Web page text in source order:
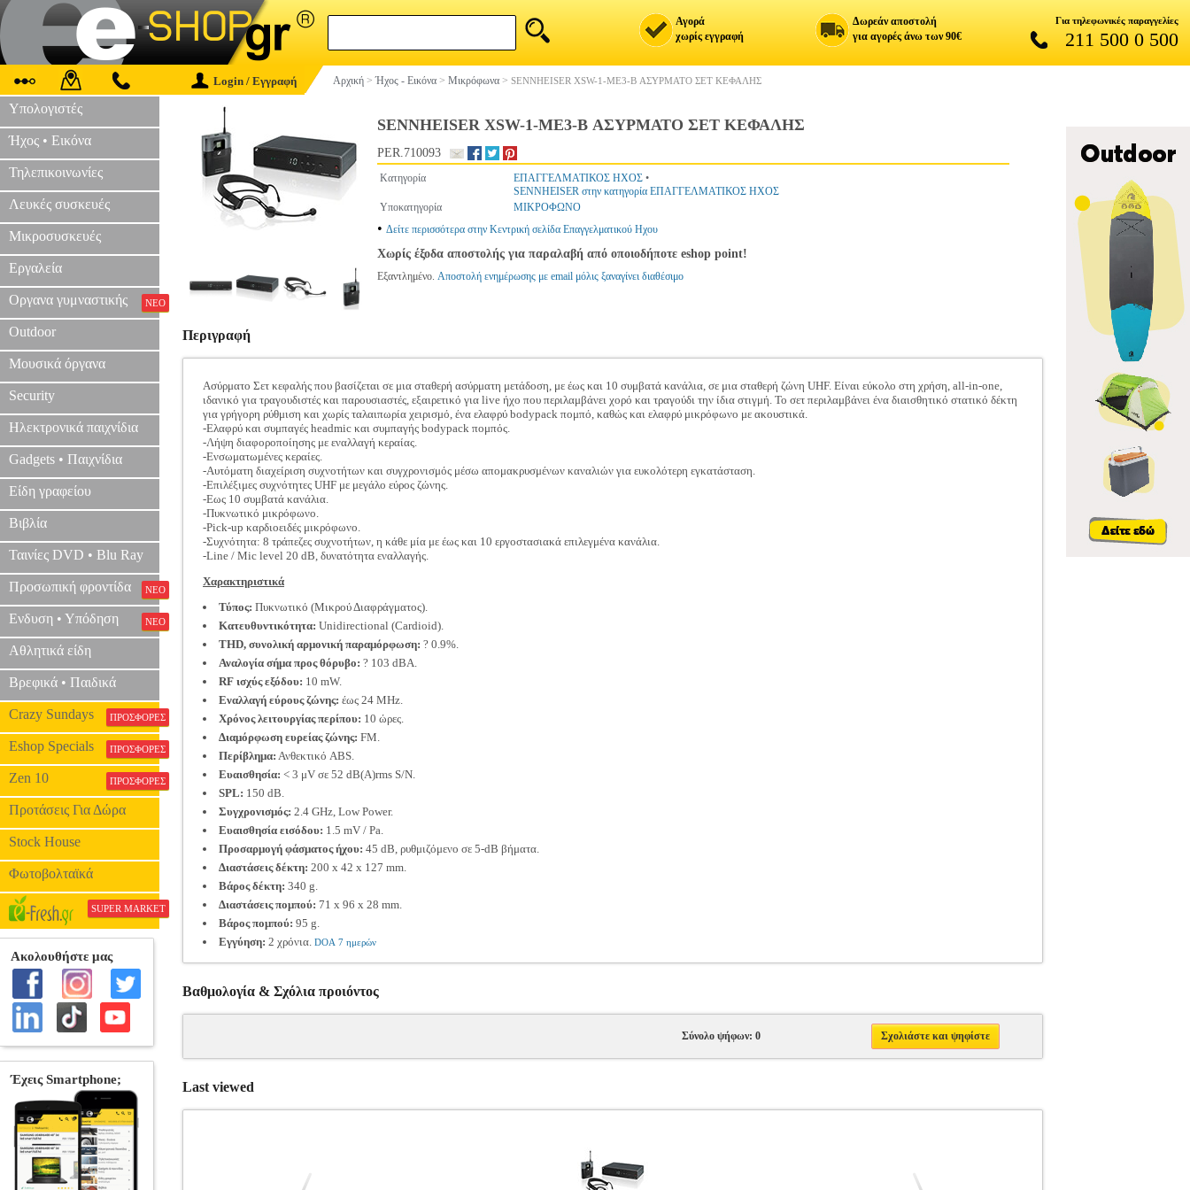
Αγορά
χωρίς εγγραφή
Δωρεάν αποστολή
για αγορές άνω των 90€
Για τηλεφωνικές παραγγελίες
211 500 0 500
Login / Εγγραφή Αρχική >Ήχος - Εικόνα > Μικρόφωνα > SENNHEISER XSW-1-ME3-B ΑΣΥΡΜΑΤΟ ΣΕΤ ΚΕΦΑΛΗΣ
Υπολογιστές
Ήχος • Εικόνα
Τηλεπικοινωνίες
Λευκές συσκευές
Μικροσυσκευές
Εργαλεία
Οργανα γυμναστικής ΝΕΟ
Outdoor
Μουσικά όργανα
Security
Ηλεκτρονικά παιχνίδια
Gadgets • Παιχνίδια
Είδη γραφείου
Βιβλία
Ταινίες DVD • Blu Ray
Προσωπική φροντίδα ΝΕΟ
Ενδυση • Υπόδηση ΝΕΟ
Αθλητικά είδη
Βρεφικά • Παιδικά
Crazy Sundays ΠΡΟΣΦΟΡΕΣ
Eshop Specials ΠΡΟΣΦΟΡΕΣ
Zen 10 ΠΡΟΣΦΟΡΕΣ
Προτάσεις Για Δώρα
Stock House
Φωτοβολταϊκά
SUPER MARKET
SENNHEISER XSW-1-ME3-B ΑΣΥΡΜΑΤΟ ΣΕΤ ΚΕΦΑΛΗΣ
PER.710093
Κατηγορία ΕΠΑΓΓΕΛΜΑΤΙΚΟΣ ΗΧΟΣ •
SENNHEISER στην κατηγορία ΕΠΑΓΓΕΛΜΑΤΙΚΟΣ ΗΧΟΣ
Υποκατηγορία
ΜΙΚΡΟΦΩΝΟ
• Δείτε περισσότερα στην Κεντρική σελίδα Επαγγελματικού Ηχου
Χωρίς έξοδα αποστολής για παραλαβή από οποιοδήποτε eshop point!
Εξαντλημένο. Αποστολή ενημέρωσης με email μόλις ξαναγίνει διαθέσιμο
Περιγραφή
Ασύρματο Σετ κεφαλής που βασίζεται σε μια σταθερή ασύρματη μετάδοση, με έως και 10 συμβατά κανάλια, σε μια σταθερή ζώνη UHF. Είναι εύκολο στη χρήση, all-in-one,
ιδανικό για τραγουδιστές και παρουσιαστές, εξαιρετικό για live ήχο που περιλαμβάνει χορό και τραγούδι την ίδια στιγμή. Το σετ περιλαμβάνει ένα διαισθητικό στατικό δέκτη
για γρήγορη ρύθμιση και χωρίς ταλαιπωρία χειρισμό, ένα ελαφρύ bodypack πομπό, καθώς και ελαφρύ μικρόφωνο με ακουστικά.
-Ελαφρύ και συμπαγές headmic και συμπαγής bodypack πομπός.
-Λήψη διαφοροποίησης με εναλλαγή κεραίας.
-Ενσωματωμένες κεραίες.
-Αυτόματη διαχείριση συχνοτήτων και συγχρονισμός μέσω απομακρυσμένων καναλιών για ευκολότερη εγκατάσταση.
-Επιλέξιμες συχνότητες UHF με μεγάλο εύρος ζώνης.
-Εως 10 συμβατά κανάλια.
-Πυκνωτικό μικρόφωνο.
-Pick-up καρδιοειδές μικρόφωνο.
-Συχνότητα: 8 τράπεζες συχνοτήτων, η κάθε μία με έως και 10 εργοστασιακά επιλεγμένα κανάλια.
-Line / Mic level 20 dB, δυνατότητα εναλλαγής.
Χαρακτηριστικά
Τύπος: Πυκνωτικό (Μικρού Διαφράγματος).
Κατευθυντικότητα: Unidirectional (Cardioid).
THD, συνολική αρμονική παραμόρφωση: ? 0.9%.
Αναλογία σήμα προς θόρυβο: ? 103 dBA.
RF ισχύς εξόδου: 10 mW.
Εναλλαγή εύρους ζώνης: έως 24 MHz.
Χρόνος λειτουργίας περίπου: 10 ώρες.
Διαμόρφωση ευρείας ζώνης: FM.
Περίβλημα: Ανθεκτικό ABS.
Eυαισθησία: < 3 μV σε 52 dB(A)rms S/N.
SPL: 150 dB.
Συγχρονισμός: 2.4 GHz, Low Power.
Ευαισθησία εισόδου: 1.5 mV / Pa.
Προσαρμογή φάσματος ήχου: 45 dB, ρυθμιζόμενο σε 5-dB βήματα.
Διαστάσεις δέκτη: 200 x 42 x 127 mm.
Βάρος δέκτη: 340 g.
Διαστάσεις πομπού: 71 x 96 x 28 mm.
Βάρος πομπού: 95 g.
Εγγύηση: 2 χρόνια. DOA 7 ημερών
Βαθμολογία & Σχόλια προιόντος
Σύνολο ψήφων: 0 Σχολιάστε και ψηφίστε
Last viewed